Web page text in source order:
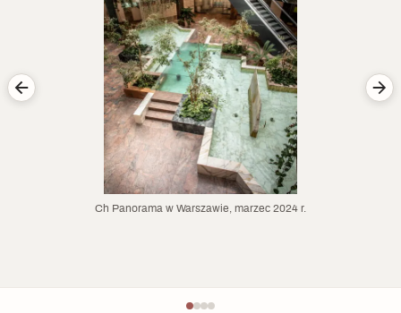
Ch Panorama w Warszawie, marzec 2024 r.